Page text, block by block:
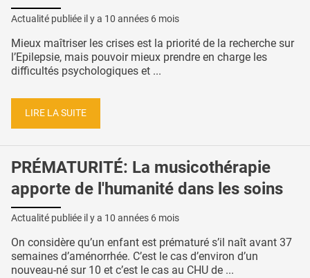
Actualité publiée il y a 10 années 6 mois
Mieux maîtriser les crises est la priorité de la recherche sur
l’Epilepsie, mais pouvoir mieux prendre en charge les
difficultés psychologiques et ...
LIRE LA SUITE
PRÉMATURITÉ: La musicothérapie
apporte de l'humanité dans les soins
Actualité publiée il y a 10 années 6 mois
On considère qu’un enfant est prématuré s’il naît avant 37
semaines d’aménorrhée. C’est le cas d’environ d’un
nouveau-né sur 10 et c’est le cas au CHU de ...